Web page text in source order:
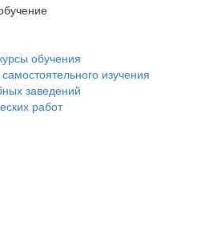
обучения
изучения
заведений
работ